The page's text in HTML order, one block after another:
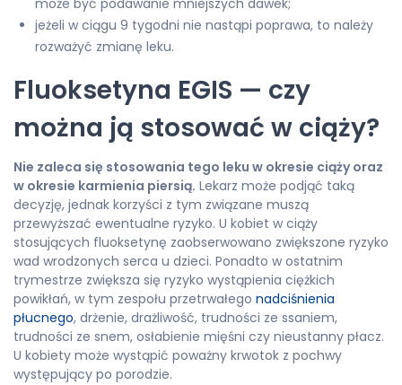
może być podawanie mniejszych dawek;
jeżeli w ciągu 9 tygodni nie nastąpi poprawa, to należy
rozważyć zmianę leku.
Fluoksetyna EGIS — czy
można ją stosować w ciąży?
Nie zaleca się stosowania tego leku w okresie ciąży oraz
w okresie karmienia piersią. Lekarz może podjąć taką
decyzję, jednak korzyści z tym związane muszą
przewyższać ewentualne ryzyko. U kobiet w ciąży
stosujących fluoksetynę zaobserwowano zwiększone ryzyko
wad wrodzonych serca u dzieci. Ponadto w ostatnim
trymestrze zwiększa się ryzyko wystąpienia ciężkich
powikłań, w tym zespołu przetrwałego nadciśnienia
płucnego, drżenie, drażliwość, trudności ze ssaniem,
trudności ze snem, osłabienie mięśni czy nieustanny płacz.
U kobiety może wystąpić poważny krwotok z pochwy
występujący po porodzie.